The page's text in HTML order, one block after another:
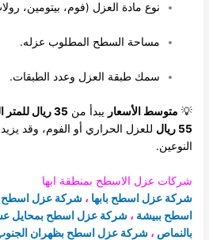
نوع مادة العزل (فوم، بيتومين،
مساحة السطح المطلوب عزله.
سمك طبقة العزل وعدد الطبقات.
💡 متوسط الأسعار يبدأ من 35 ريال للمتر المربع
55 ريال
للعزل الحراري أو الفوم، وقد
النوعين.
شركات عزل الاسطح بمنطقة ابها
شركة عزل اسطح بابها ،شركة عزل
اسطح ببيشة ،شركة عزل اسطح بمحايل
بالنماص ،شركة عزل اسطح بظهران